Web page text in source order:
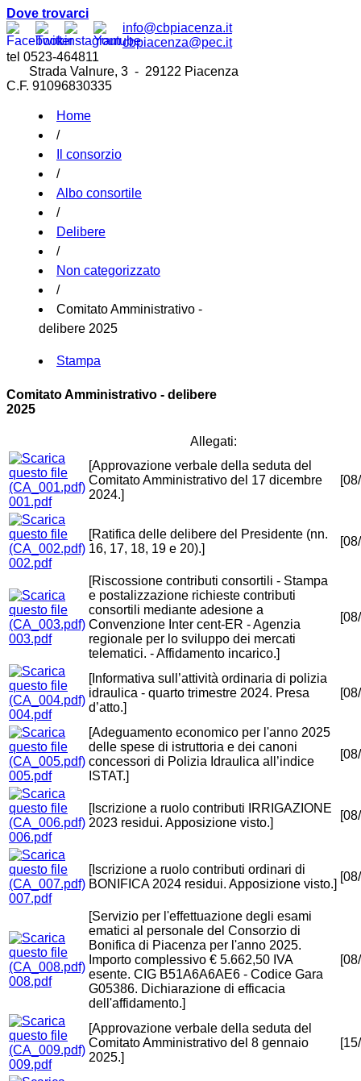
Dove trovarci
info@cbpiacenza.it
cbpiacenza@pec.it
tel 0523-464811
Strada Valnure, 3 - 29122 Piacenza
C.F. 91096830335
Home
/
Il consorzio
/
Albo consortile
/
Delibere
/
Non categorizzato
/
Comitato Amministrativo -
delibere 2025
Stampa
Comitato Amministrativo - delibere
2025
Allegati:
001.pdf
[Approvazione verbale della seduta del
Comitato Amministrativo del 17 dicembre
2024.]
002.pdf
[Ratifica delle delibere del Presidente (nn.
16, 17, 18, 19 e 20).]
003.pdf
[Riscossione contributi consortili - Stampa
e postalizzazione richieste contributi
consortili mediante adesione a
Convenzione Inter cent-ER - Agenzia
regionale per lo sviluppo dei mercati
telematici. - Affidamento incarico.]
004.pdf
[Informativa sull’attività ordinaria di polizia
idraulica - quarto trimestre 2024. Presa
d’atto.]
005.pdf
[Adeguamento economico per l'anno 2025
delle spese di istruttoria e dei canoni
concessori di Polizia Idraulica all’indice
ISTAT.]
006.pdf
[Iscrizione a ruolo contributi IRRIGAZIONE
2023 residui. Apposizione visto.]
007.pdf
[Iscrizione a ruolo contributi ordinari di
BONIFICA 2024 residui. Apposizione visto.]
008.pdf
[Servizio per l'effettuazione degli esami
ematici al personale del Consorzio di
Bonifica di Piacenza per l'anno 2025.
Importo complessivo € 5.662,50 IVA
esente. CIG B51A6A6AE6 - Codice Gara
G05386. Dichiarazione di efficacia
dell'affidamento.]
009.pdf
[Approvazione verbale della seduta del
Comitato Amministrativo del 8 gennaio
2025.]